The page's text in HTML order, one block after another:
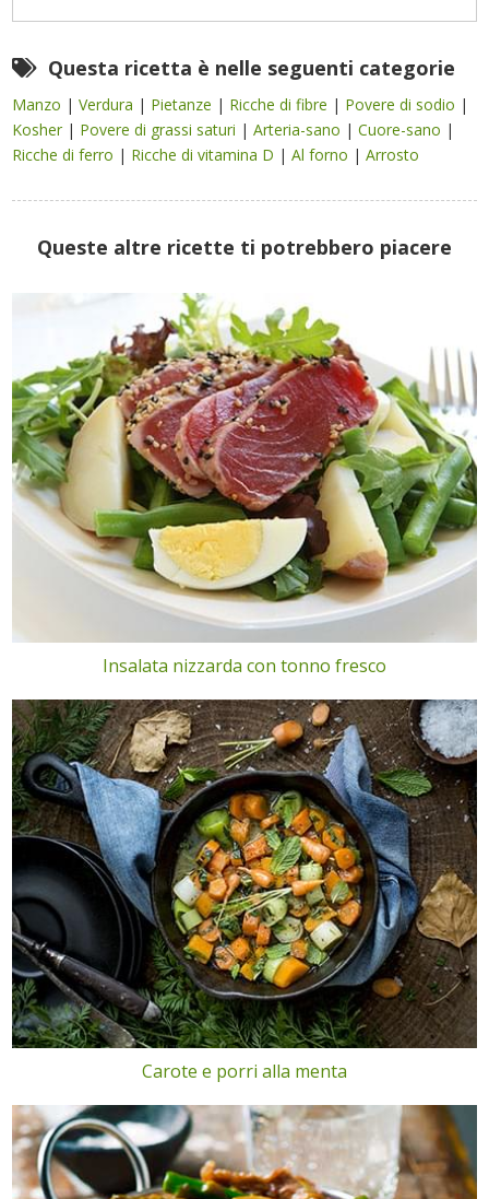
Questa ricetta è nelle seguenti categorie
Manzo |Verdura | Pietanze | Ricche di fibre | Povere di sodio |
Kosher | Povere di grassi saturi |Arteria-sano |Cuore-sano |
Ricche di ferro | Ricche di vitamina D |Al forno |Arrosto
Queste altre ricette ti potrebbero piacere
Insalata nizzarda con tonno fresco
Carote e porri alla menta